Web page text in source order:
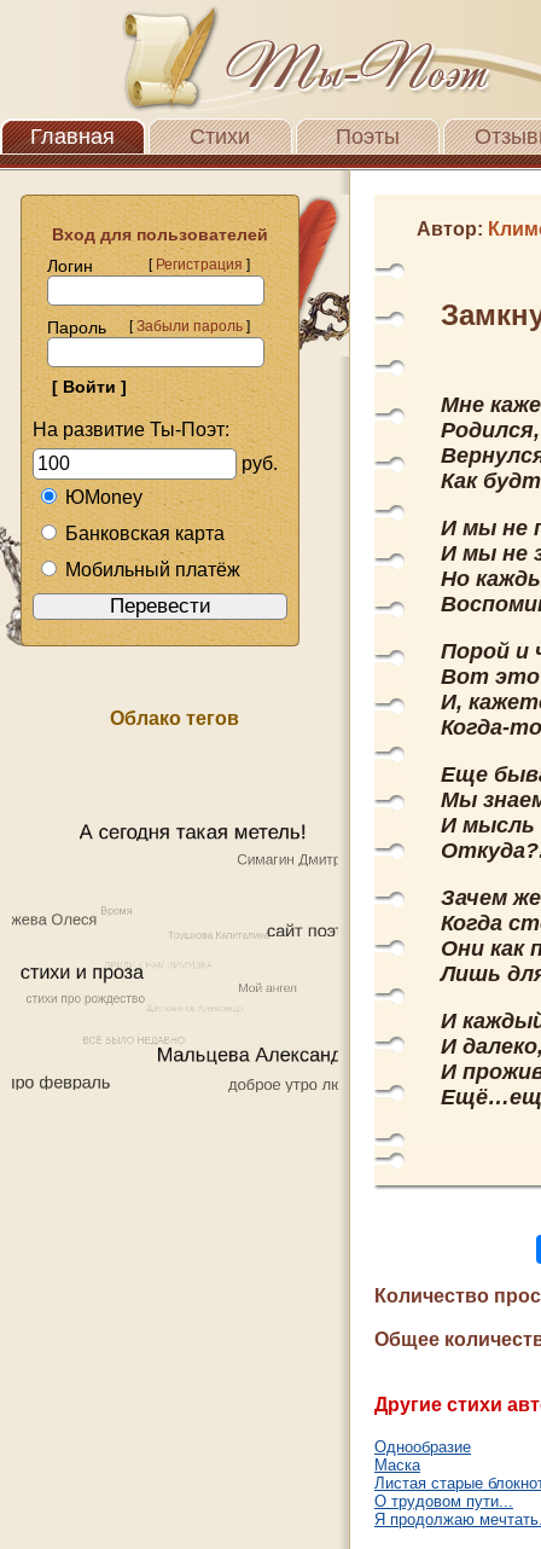
Главная Стихи Поэты
Вход для пользователей
Логин
[Регистрация]
Пароль [Забыли пароль]
На развитие Ты-Поэт:
руб.
ЮMoney
Банковская карта
Мобильный платёж
Облако тегов
Автор:
Мне
Как
И мы не
И мы не
Но
Порой и
Вот это
И,
Когда-
Еще
Мы
И мысль
Зачем
Когда
Они как
Лишь
И
И
И
Количество
Общее
Другие стихи
Однообразие
Маска
Листая старые
О трудовом пути...
Я продолжаю